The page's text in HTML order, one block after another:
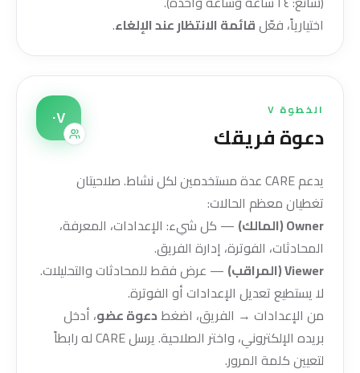
اختيارياً، فعّلقائمة الانتظار عند الإلغاء.
٠٧ الخطوة ٧
دعوة فريقك
يدعم CARE عدة مستخدمين لكل نشاط. صلاحيتان
تغطيان معظم الحالات:
Owner (المالك)
— كل شيء: الإعدادات، المعرفة،
المحادثات، الفوترة، إدارة الفريق.
Viewer (المراقب)
— عرض فقط للمحادثات والتحليلات.
لا يستطيع تعديل الإعدادات أو الفوترة.
من الإعدادات → الفريق، اضغطدعوة عضو، أدخل
بريده الإلكتروني، واختر الصلاحية. يرسل CARE له رابطاً
لتعيين كلمة المرور.